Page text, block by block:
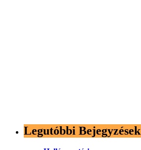
Legutóbbi Bejegyzések